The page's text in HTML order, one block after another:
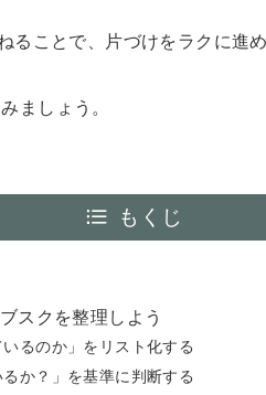
ることで、片づけをラクに進め
ましょう。
もくじ
スクを整理しよう
るのか」をリスト化する
か？」を基準に判断する